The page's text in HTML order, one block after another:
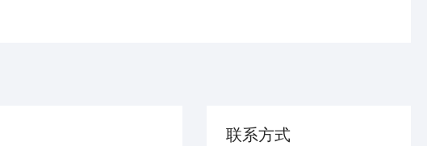
联系方式